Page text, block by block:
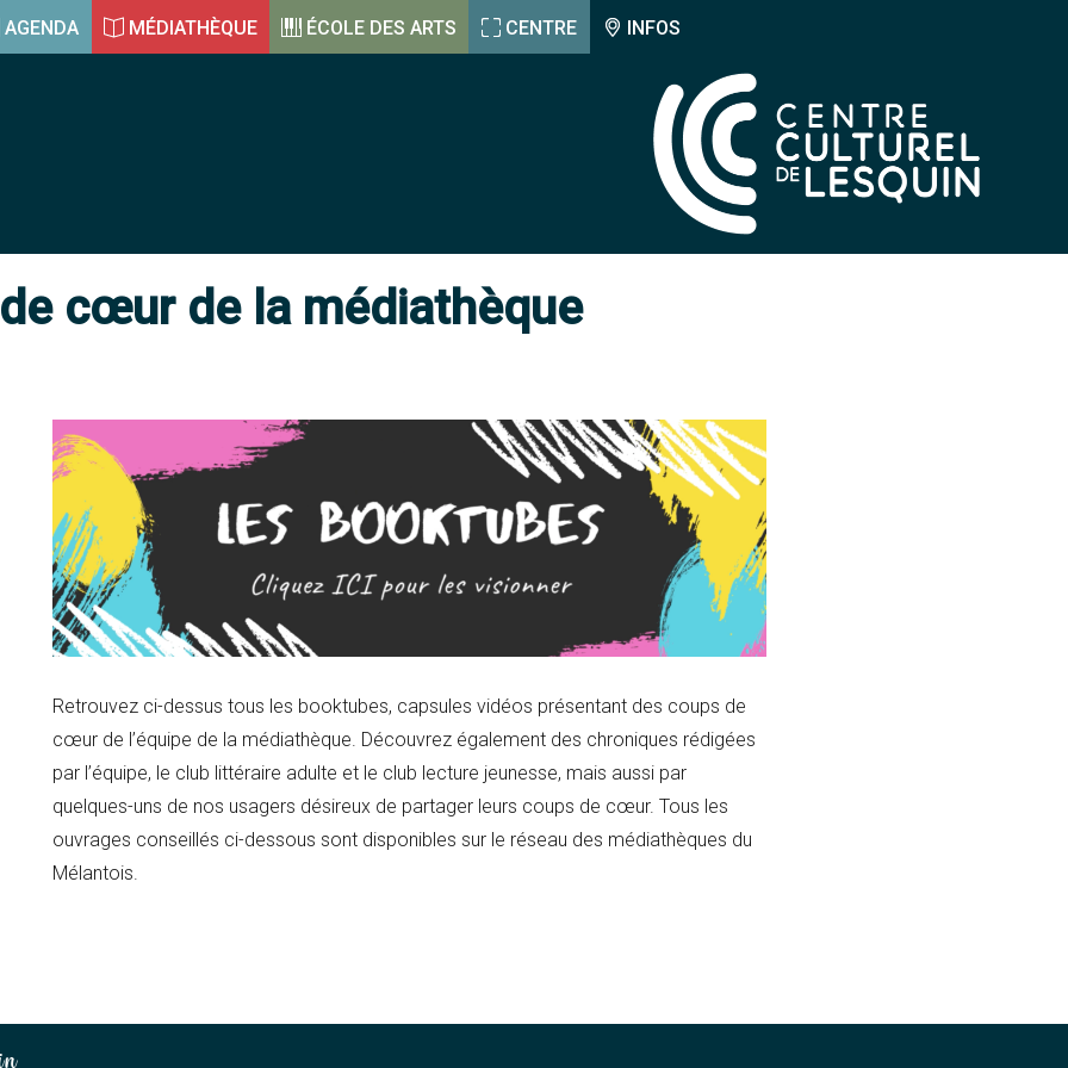
AGENDA MÉDIATHÈQUE ÉCOLE DES ARTS CENTRE INFOS
cœur de la médiathèque
Retrouvez ci-dessus tous les booktubes, capsules vidéos présentant des coups de
cœur de l’équipe de la médiathèque. Découvrez également des chroniques rédigées
par l’équipe, le club littéraire adulte et le club lecture jeunesse, mais aussi par
quelques-uns de nos usagers désireux de partager leurs coups de cœur. Tous les
ouvrages conseillés ci-dessous sont disponibles sur le réseau des médiathèques du
Mélantois.